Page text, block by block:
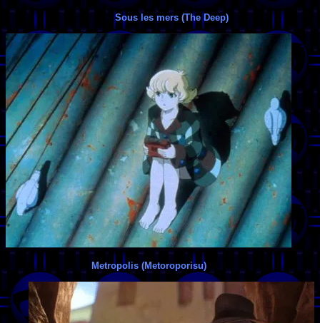
Sous les mers (The Deep)
Metropolis (Metoroporisu)